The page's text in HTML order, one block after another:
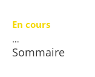
En cours
…
Sommaire